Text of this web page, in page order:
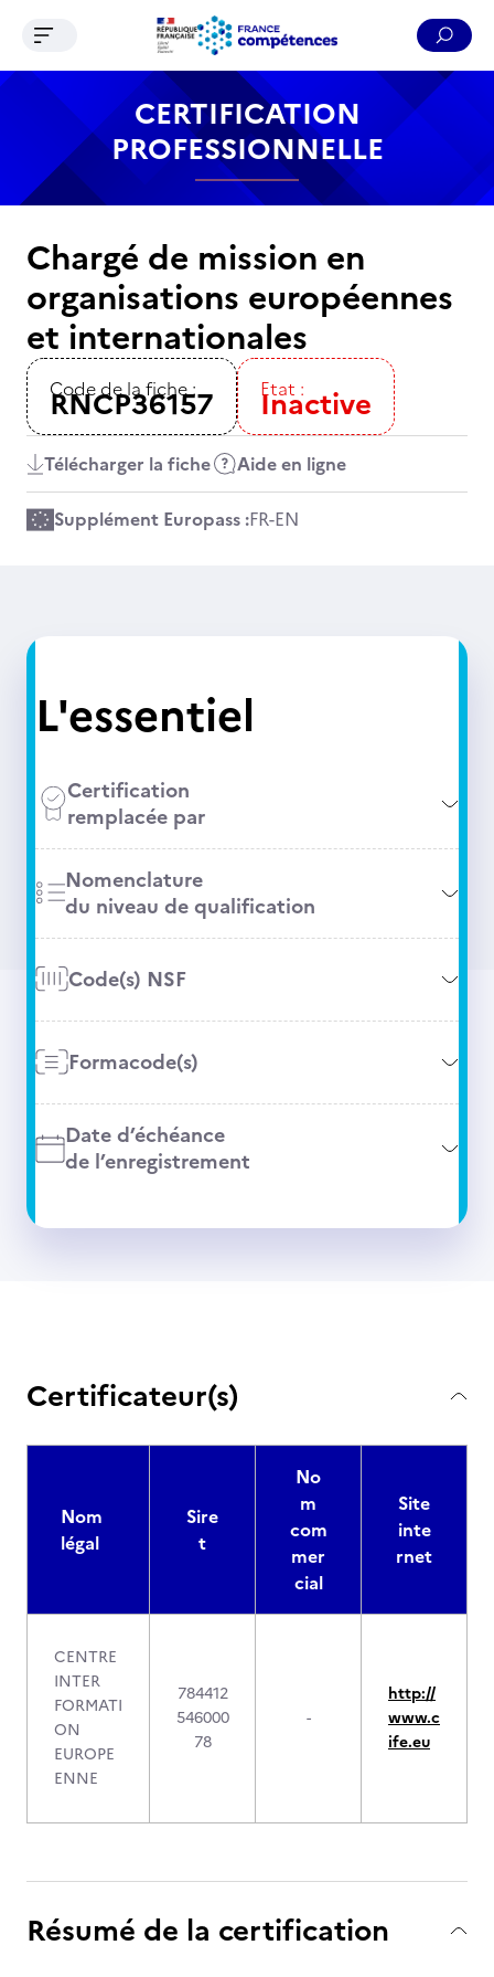
Contenu Recherche Menu Pied de page
Ouvrir le menu de navigation
CERTIFICATION
PROFESSIONNELLE
Chargé de mission en
organisations européennes
et internationales
Code de la fiche :
RNCP36157 Etat :
Inactive
Télécharger la fiche Aide en ligne
Supplément Europass :FR-EN
L'essentiel
Certification
remplacée par
Nomenclature
du niveau de qualification
Code(s) NSF
Formacode(s)
Date d’échéance
de l’enregistrement
Certificateur(s)
Nom
légal
Sire
t
No
m
com
mer
cial
Site
inte
rnet
CENTRE
INTER
FORMATI
ON
EUROPE
ENNE
784412
546000
78
-
http://
www.c
ife.eu
Résumé de la certification